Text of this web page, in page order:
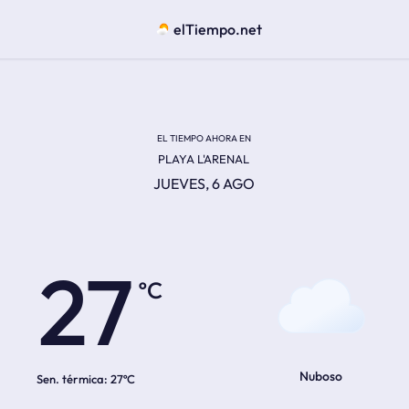
elTiempo.net
EL TIEMPO AHORA EN
PLAYA L'ARENAL
JUEVES, 6 AGO
27
Sen. térmica: 27ºC Nuboso